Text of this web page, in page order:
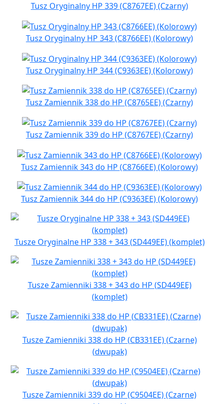
Tusz Oryginalny HP 339 (C8767EE) (Czarny)
Tusz Oryginalny HP 343 (C8766EE) (Kolorowy)
Tusz Oryginalny HP 344 (C9363EE) (Kolorowy)
Tusz Zamiennik 338 do HP (C8765EE) (Czarny)
Tusz Zamiennik 339 do HP (C8767EE) (Czarny)
Tusz Zamiennik 343 do HP (C8766EE) (Kolorowy)
Tusz Zamiennik 344 do HP (C9363EE) (Kolorowy)
Tusze Oryginalne HP 338 + 343 (SD449EE) (komplet)
Tusze Zamienniki 338 + 343 do HP (SD449EE)
(komplet)
Tusze Zamienniki 338 do HP (CB331EE) (Czarne)
(dwupak)
Tusze Zamienniki 339 do HP (C9504EE) (Czarne)